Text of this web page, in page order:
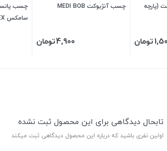
(پارچه
تومان
چسب آنژیوکت MEDI BOB
4,900تومان
چسب
سامکس SAMEX
تابحال دیدگاهی برای این محصول ثبت نشده
اولین نفری باشید که درباره این محصول دیدگاهی ثبت میکند